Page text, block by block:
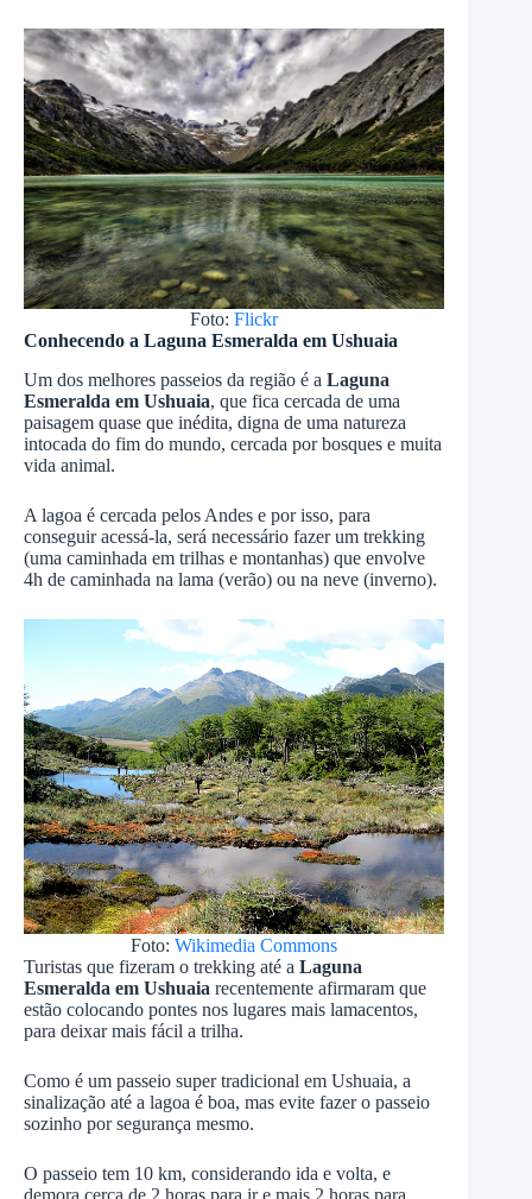
Foto:Flickr
Conhecendo a Laguna Esmeralda em Ushuaia
Um dos melhores passeios da região é a Laguna
Esmeralda em Ushuaia, que fica cercada de uma
paisagem quase que inédita, digna de uma natureza
intocada do fim do mundo, cercada por bosques e muita
vida animal.
A lagoa é cercada pelos Andes e por isso, para
conseguir acessá-la, será necessário fazer um trekking
(uma caminhada em trilhas e montanhas) que envolve
4h de caminhada na lama (verão) ou na neve (inverno).
Foto:Wikimedia Commons
Turistas que fizeram o trekking até a Laguna
Esmeralda em Ushuaia recentemente afirmaram que
estão colocando pontes nos lugares mais lamacentos,
para deixar mais fácil a trilha.
Como é um passeio super tradicional em Ushuaia, a
sinalização até a lagoa é boa, mas evite fazer o passeio
sozinho por segurança mesmo.
O passeio tem 10 km, considerando ida e volta, e
demora cerca de 2 horas para ir e mais 2 horas para